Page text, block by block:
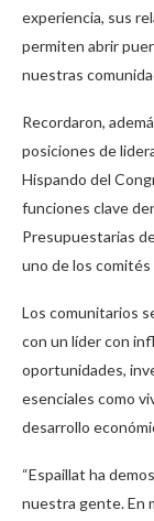
experiencia, sus
permiten abrir
nuestras
Recordaron,
posiciones de
Hispando del
funciones clave
Presupuestarias
uno de los
Los comunitarios
con un líder con
oportunidades,
esenciales como
desarrollo
“Espaillat ha
nuestra gente. En